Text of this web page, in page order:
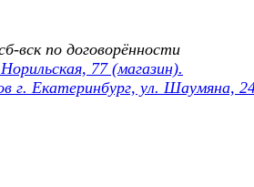
вск по договорённости
77 (магазин).
г. Екатеринбург, ул. Шаумяна,